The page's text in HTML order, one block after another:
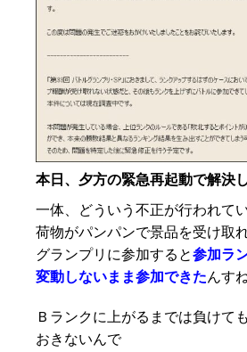
本日、夕方の緊急再起動で解決
一体、どういう不正が行われて
荷物がパンパンで景品を受け取
グランプリに参加すると参加ラ
変動しないまま参加できたんすね
Ｂランクに上がるまでは負けて
おきないんで